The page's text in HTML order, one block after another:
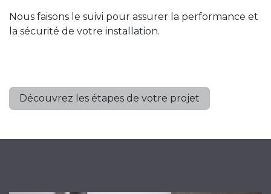
Nous faisons le suivi pour assurer la performance et
la sécurité de votre installation.
Découvrez les étapes de votre projet